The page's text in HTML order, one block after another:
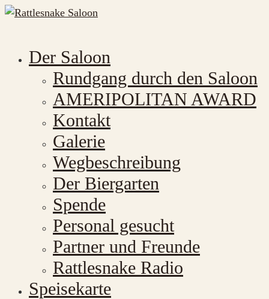
Der Saloon
Rundgang durch den Saloon
AMERIPOLITAN AWARD
Kontakt
Galerie
Wegbeschreibung
Der Biergarten
Spende
Personal gesucht
Partner und Freunde
Rattlesnake Radio
Speisekarte